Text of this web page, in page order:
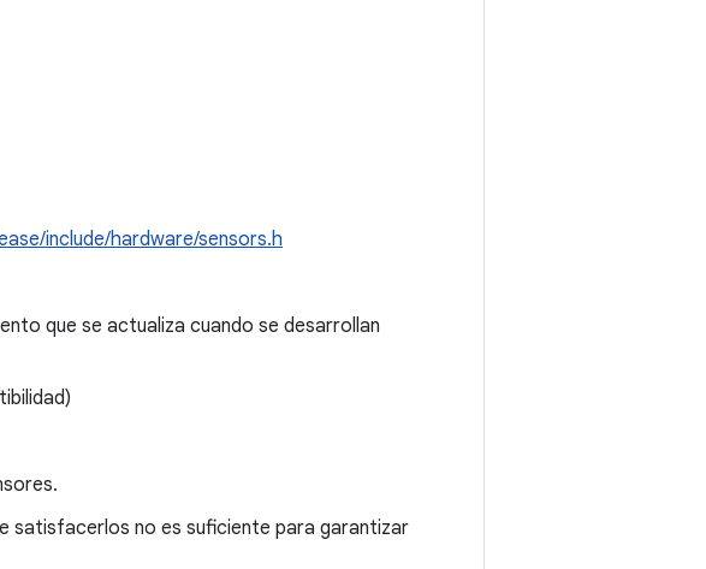
include/hardware/sensors.h
que se actualiza cuando se desarrollan
satisfacerlos no es suficiente para garantizar